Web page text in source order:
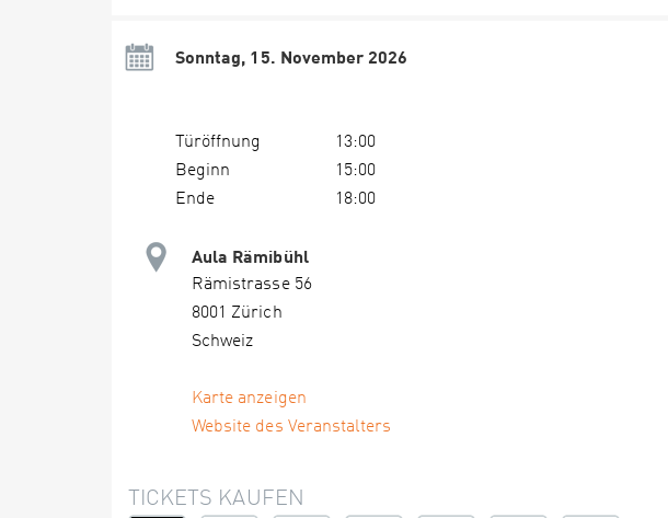
Sonntag, 15. November 2026
Türöffnung
13:00
Beginn
15:00
Ende
18:00
Aula Rämibühl
Rämistrasse 56
8001 Zürich
Schweiz
Karte anzeigen
Website des Veranstalters
TICKETS KAUFEN